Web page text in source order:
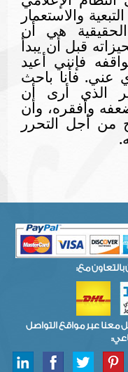
والاستعمار
هي أن
قبل أن يبدأ
فإنني أعيد
عني. فأنا باحث
الذي أرى أن
وأفقره، وأن
من أجل التحرر
مع:
معنا عبر مواقع التواصل